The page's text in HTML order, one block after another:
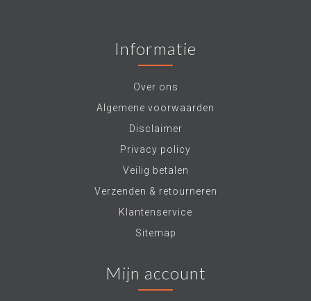
Informatie
Over ons
Algemene voorwaarden
Disclaimer
Privacy policy
Veilig betalen
Verzenden & retourneren
Klantenservice
Sitemap
Mijn account